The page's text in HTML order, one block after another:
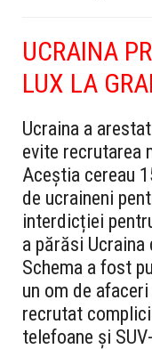
UCRAINA
LUX LA
Ucraina a
evite recrutarea
Aceștia cereau
de ucraineni
interdicției
a părăsi Ucraina
Schema a fost
un om de
recrutat
telefoane și